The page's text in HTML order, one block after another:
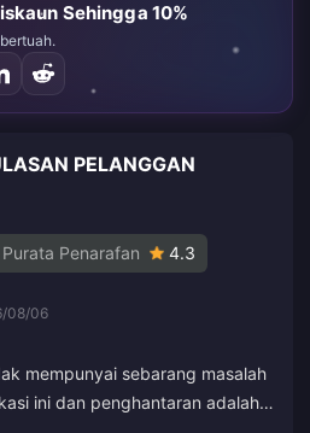
Sehingga 10%
PELANGGAN
Purata Penarafan 4.3
08/06
mempunyai sebarang masalah
ini dan penghantaran adalah